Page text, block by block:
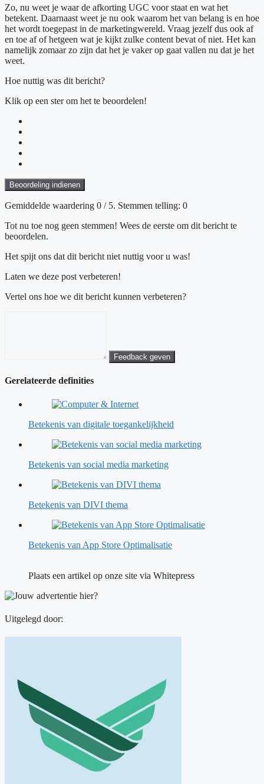
Zo, nu weet je waar de afkorting UGC voor staat en wat het
betekent. Daarnaast weet je nu ook waarom het van belang is en hoe
het wordt toegepast in de marketingwereld. Vraag jezelf dus ook af
en toe af of hetgeen wat je kijkt zulke content bevat of niet. Het kan
namelijk zomaar zo zijn dat het je vaker op gaat vallen nu dat je het
weet.
Hoe nuttig was dit bericht?
Klik op een ster om het te beoordelen!
Beoordeling indienen
Gemiddelde waardering 0 / 5. Stemmen telling: 0
Tot nu toe nog geen stemmen! Wees de eerste om dit bericht te
beoordelen.
Het spijt ons dat dit bericht niet nuttig voor u was!
Laten we deze post verbeteren!
Vertel ons hoe we dit bericht kunnen verbeteren?
Feedback geven
Gerelateerde definities
Betekenis van digitale toegankelijkheid
Betekenis van social media marketing
Betekenis van DIVI thema
Betekenis van App Store Optimalisatie
Plaats een artikel op onze site via Whitepress
Uitgelegd door: